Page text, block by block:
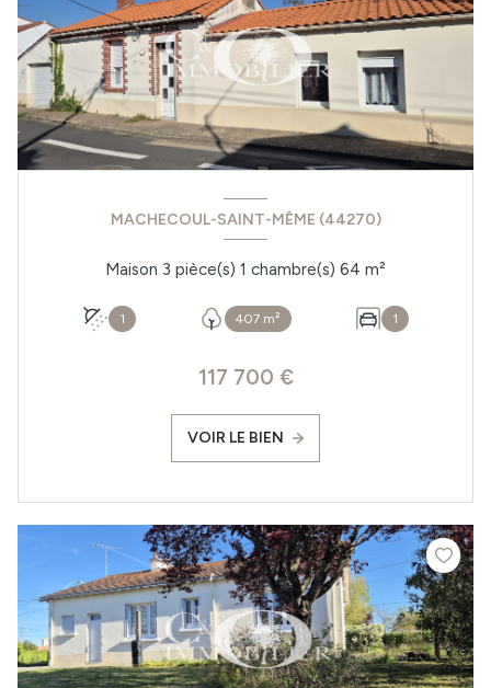
MACHECOUL-SAINT-MÊME (44270)
Maison 3 pièce(s) 1 chambre(s) 64 m²
1 407 m² 1
117 700 €
VOIR LE BIEN